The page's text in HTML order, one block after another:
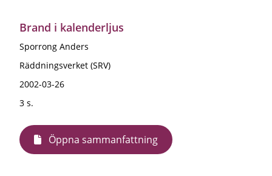
Brand i kalenderljus
Sporrong Anders
Räddningsverket (SRV)
2002-03-26
3 s.
Öppna sammanfattning